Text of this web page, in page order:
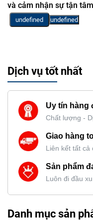
và cảm nhận sự tận
undefined undefined
Dịch vụ tốt nhất
Uy tín hàng
Chất lượng -
Giao hàng
Liên kết tất cả
Sản phẩm
Luôn đi đầu
Danh mục sản